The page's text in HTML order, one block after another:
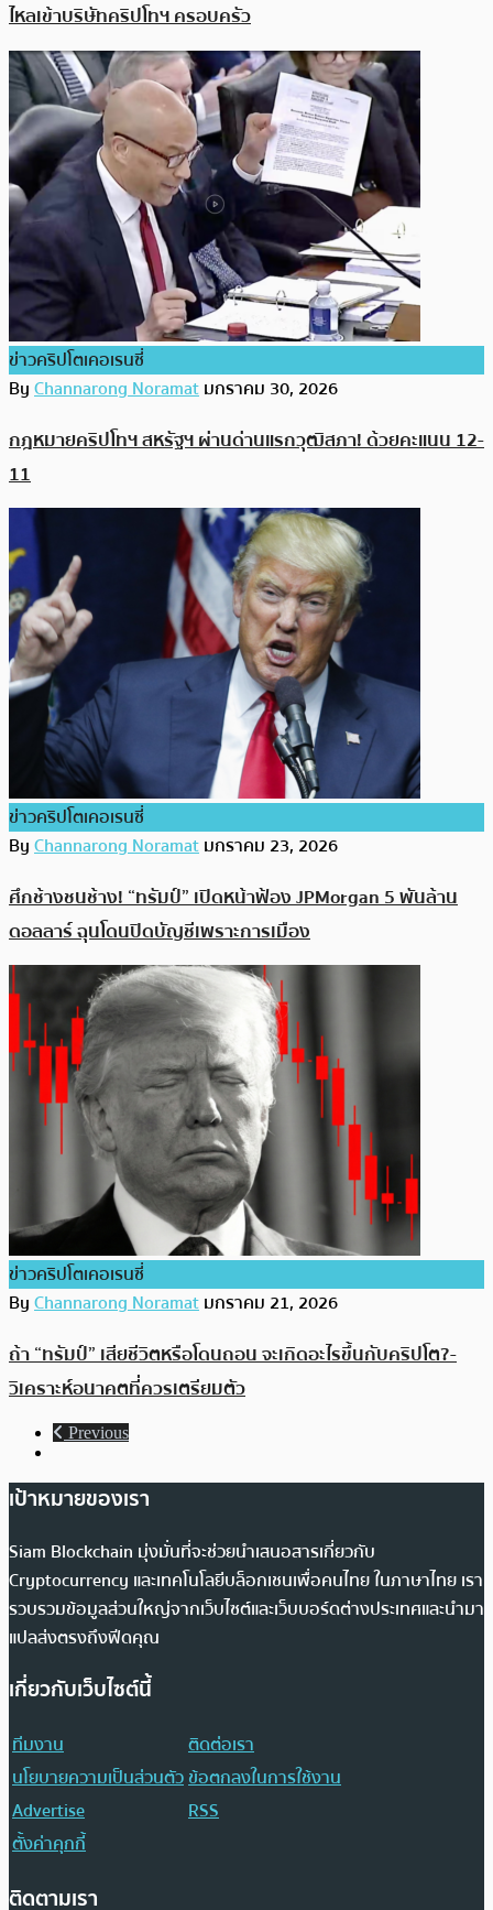
ไหลเข้าบริษัทคริปโทฯ ครอบครัว
ข่าวคริปโตเคอเรนซี่
ByChannarong Noramatมกราคม 30, 2026
กฎหมายคริปโทฯ สหรัฐฯ ผ่านด่านแรกวุฒิสภา! ด้วยคะแนน 12-
11
ข่าวคริปโตเคอเรนซี่
ByChannarong Noramatมกราคม 23, 2026
ศึกช้างชนช้าง! “ทรัมป์” เปิดหน้าฟ้อง JPMorgan 5 พันล้าน
ดอลลาร์ ฉุนโดนปิดบัญชีเพราะการเมือง
ข่าวคริปโตเคอเรนซี่
ByChannarong Noramatมกราคม 21, 2026
ถ้า “ทรัมป์” เสียชีวิตหรือโดนถอน จะเกิดอะไรขึ้นกับคริปโต?-
วิเคราะห์อนาคตที่ควรเตรียมตัว
Previous
เป้าหมายของเรา
Siam Blockchain มุ่งมั่นที่จะช่วยนำเสนอสารเกี่ยวกับ
Cryptocurrency และเทคโนโลยีบล็อกเชนเพื่อคนไทย ในภาษาไทย เรา
รวบรวมข้อมูลส่วนใหญ่จากเว็บไซต์และเว็บบอร์ดต่างประเทศและนำมา
แปลส่งตรงถึงฟีดคุณ
เกี่ยวกับเว็บไซต์นี้
ทีมงาน
ติดต่อเรา
นโยบายความเป็นส่วนตัวข้อตกลงในการใช้งาน
Advertise
RSS
ตั้งค่าคุกกี้
ติดตามเรา